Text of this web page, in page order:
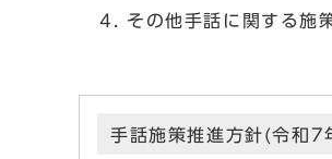
その他手話に関する施
手話施策推進方針(令和7